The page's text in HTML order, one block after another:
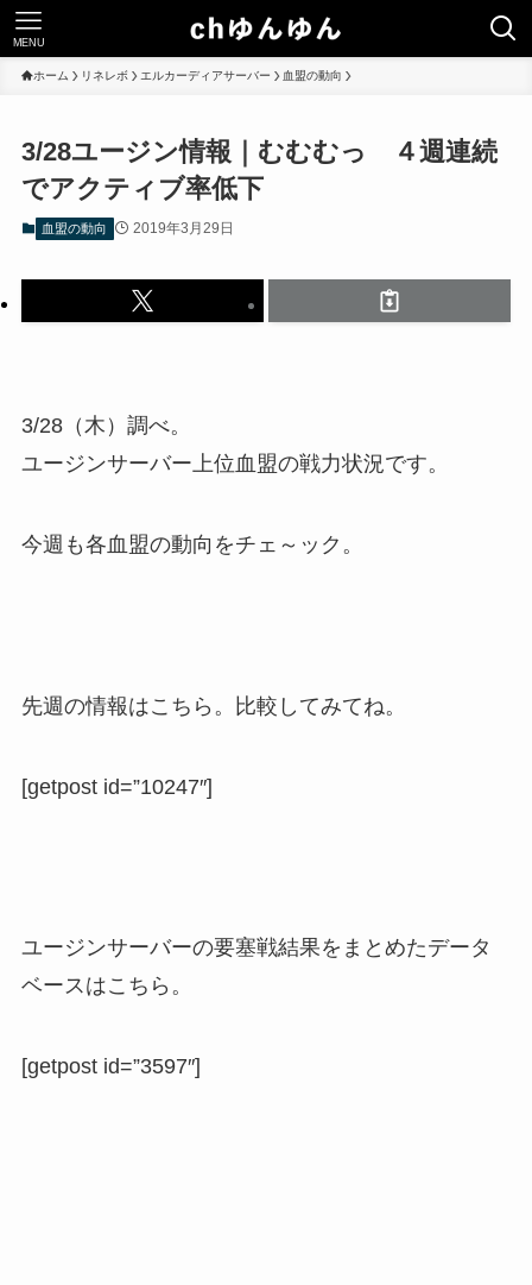
MENU
ホーム リネレボ エルカーディアサーバー 血盟の動向
3/28ユージン情報｜むむむっ ４週連続
でアクティブ率低下
血盟の動向 2019年3月29日
3/28（木）調べ。
ユージンサーバー上位血盟の戦力状況です。
今週も各血盟の動向をチェ～ック。
先週の情報はこちら。比較してみてね。
[getpost id=”10247″]
ユージンサーバーの要塞戦結果をまとめたデータ
ベースはこちら。
[getpost id=”3597″]